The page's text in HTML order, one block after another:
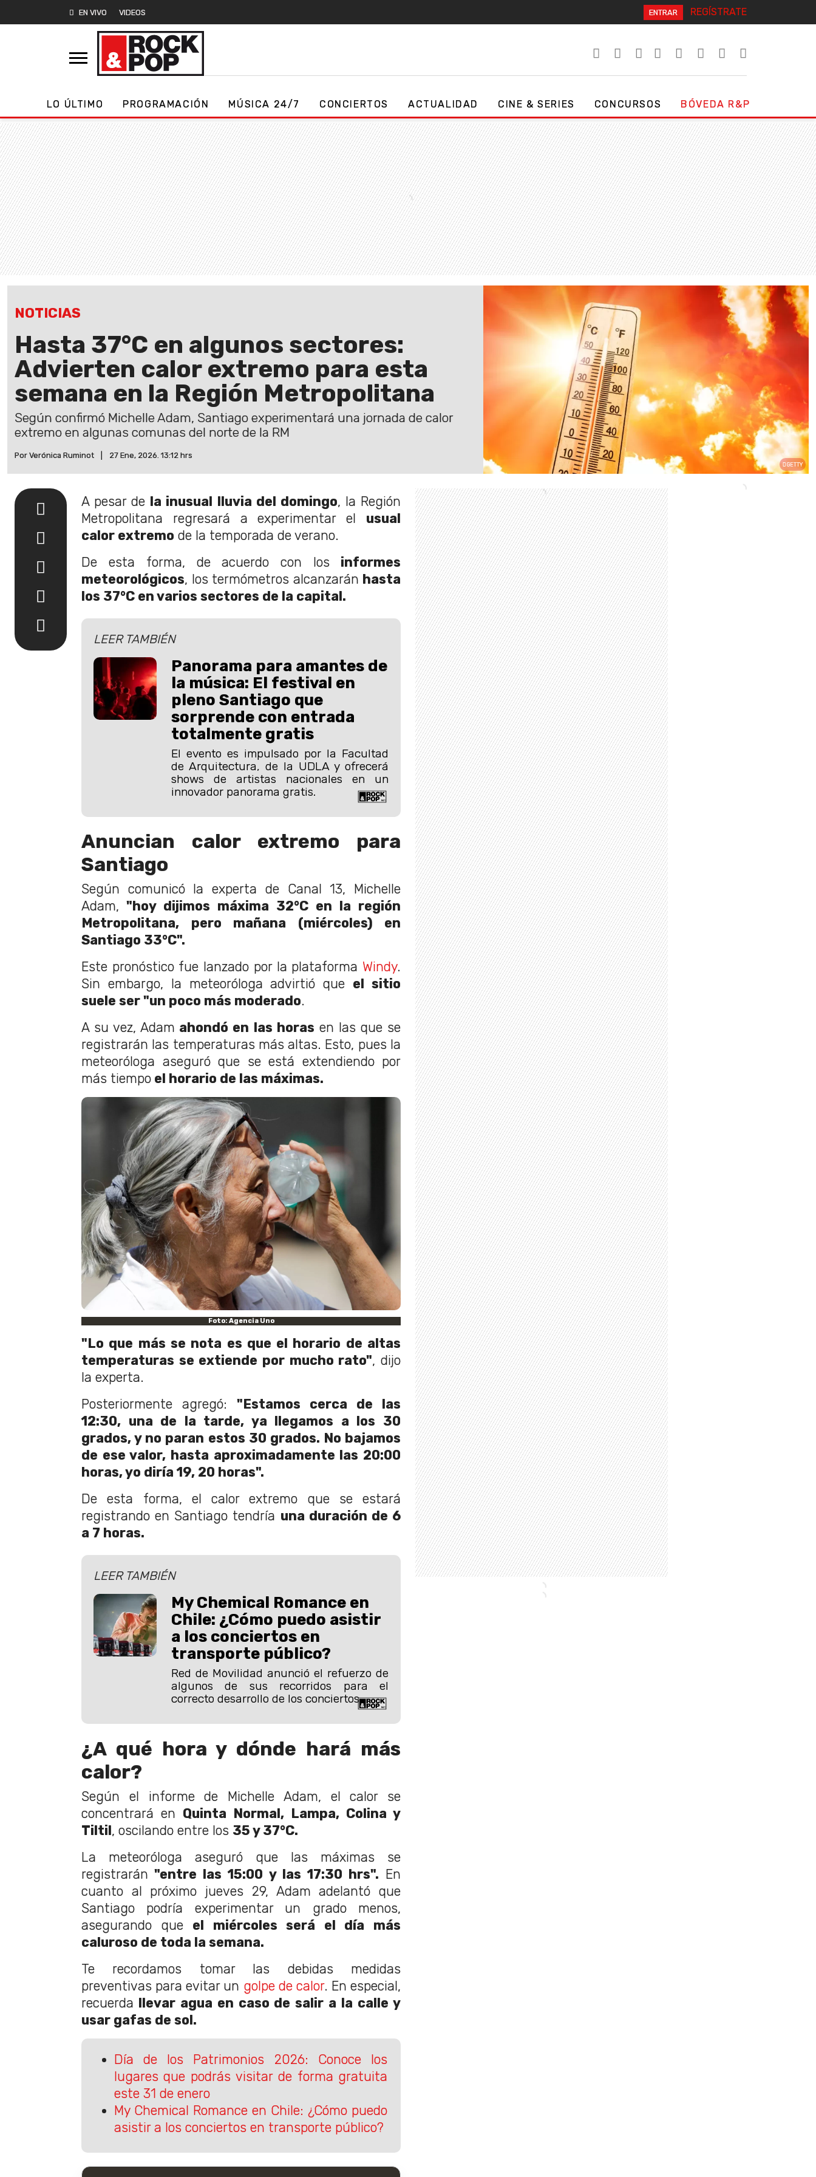
EN VIVO VIDEOS ENTRAR REGÍSTRATE
LO ÚLTIMO PROGRAMACIÓN MÚSICA 24/7 CONCIERTOS ACTUALIDAD CINE & SERIES CONCURSOS BÓVEDA R&P
NOTICIAS
Hasta 37°C en algunos sectores:
Advierten calor extremo para esta
semana en la Región Metropolitana
Según confirmó Michelle Adam, Santiago experimentará una jornada de calor
extremo en algunas comunas del norte de la RM
Por Verónica Ruminot 27 Ene, 2026. 13:12 hrs
GETTY
A pesar de la inusual lluvia del domingo, la Región
Metropolitana regresará a experimentar el usual
calor extremo de la temporada de verano.
De esta forma, de acuerdo con los informes
meteorológicos, los termómetros alcanzarán hasta
los 37°C en varios sectores de la capital.
LEER TAMBIÉN
Panorama para amantes de
la música: El festival en
pleno Santiago que
sorprende con entrada
totalmente gratis
El evento es impulsado por la Facultad
de Arquitectura, de la UDLA y ofrecerá
shows de artistas nacionales en un
innovador panorama gratis.
Anuncian calor extremo para
Santiago
Según comunicó la experta de Canal 13, Michelle
Adam, "hoy dijimos máxima 32°C en la región
Metropolitana, pero mañana (miércoles) en
Santiago 33°C".
Este pronóstico fue lanzado por la plataforma Windy.
Sin embargo, la meteoróloga advirtió que el sitio
suele ser "un poco más moderado.
A su vez, Adam ahondó en las horas en las que se
registrarán las temperaturas más altas. Esto, pues la
meteoróloga aseguró que se está extendiendo por
más tiempo el horario de las máximas.
Foto: Agencia Uno
"Lo que más se nota es que el horario de altas
temperaturas se extiende por mucho rato", dijo
la experta.
Posteriormente agregó: "Estamos cerca de las
12:30, una de la tarde, ya llegamos a los 30
grados, y no paran estos 30 grados. No bajamos
de ese valor, hasta aproximadamente las 20:00
horas, yo diría 19, 20 horas".
De esta forma, el calor extremo que se estará
registrando en Santiago tendría una duración de 6
a 7 horas.
LEER TAMBIÉN
My Chemical Romance en
Chile: ¿Cómo puedo asistir
a los conciertos en
transporte público?
Red de Movilidad anunció el refuerzo de
algunos de sus recorridos para el
correcto desarrollo de los conciertos.
¿A qué hora y dónde hará más
calor?
Según el informe de Michelle Adam, el calor se
concentrará en Quinta Normal, Lampa, Colina y
Tiltil, oscilando entre los 35 y 37°C.
La meteoróloga aseguró que las máximas se
registrarán "entre las 15:00 y las 17:30 hrs". En
cuanto al próximo jueves 29, Adam adelantó que
Santiago podría experimentar un grado menos,
asegurando que el miércoles será el día más
caluroso de toda la semana.
Te recordamos tomar las debidas medidas
preventivas para evitar un golpe de calor. En especial,
recuerda llevar agua en caso de salir a la calle y
usar gafas de sol.
Día de los Patrimonios 2026: Conoce los
lugares que podrás visitar de forma gratuita
este 31 de enero
My Chemical Romance en Chile: ¿Cómo puedo
asistir a los conciertos en transporte público?